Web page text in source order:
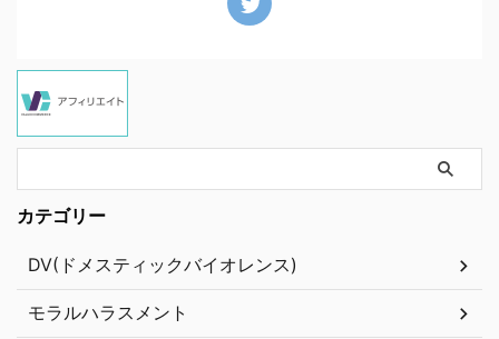
カテゴリー
DV(ドメスティックバイオレンス)
モラルハラスメント